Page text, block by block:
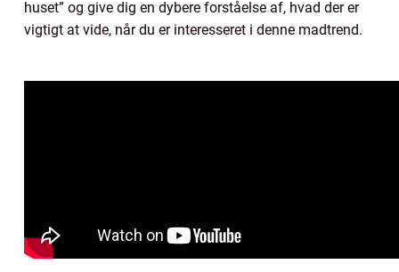
huset” og give dig en dybere forståelse af, hvad der er
vigtigt at vide, når du er interesseret i denne madtrend.